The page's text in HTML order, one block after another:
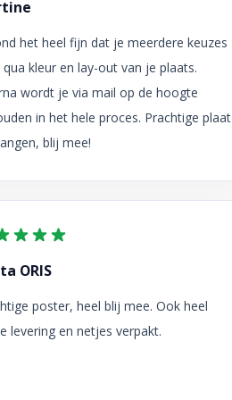
het heel fijn dat je meerdere keuzes
kleur en lay-out van je plaats.
wordt je via mail op de hoogte
in het hele proces. Prachtige plaat
blij mee!
ORIS
poster, heel blij mee. Ook heel
levering en netjes verpakt.